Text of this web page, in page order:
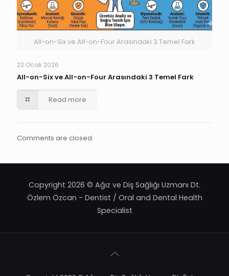
All-on-Six ve All-on-Four Arasındaki 3 Temel Fark
23 Ocak 2026
All-on-Six ve All-on-Four Arasındaki 3 Temel Fark
Read more
Comments are closed.
Copyright 2026 © Ağız ve Diş Sağlığı Uzmanı Dt.
Özlem Özcan - Dentist / Oral and Dental Health
Specialist